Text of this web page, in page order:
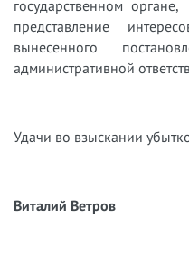
государственном
представление
вынесенного
административной
Удачи во взыскании
Виталий Ветров